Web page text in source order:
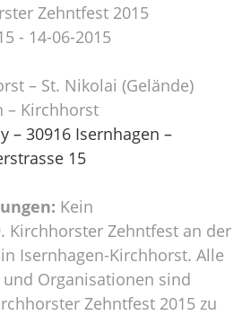
Zehntfest 2015
- 14-06-2015
– St. Nikolai (Gelände)
– Kirchhorst
– 30916 Isernhagen –
15
Kein
Kirchhorster Zehntfest an der
Isernhagen-Kirchhorst. Alle
Organisationen sind
Zehntfest 2015 zu